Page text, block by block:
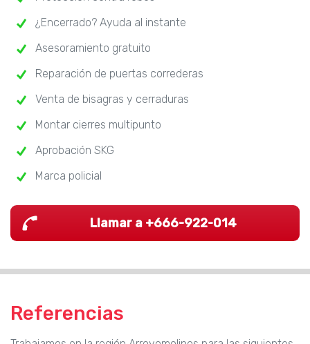
¿Encerrado? Ayuda al instante
Asesoramiento gratuito
Reparación de puertas correderas
Venta de bisagras y cerraduras
Montar cierres multipunto
Aprobación SKG
Marca policial
Llamar a +666-922-014
Referencias